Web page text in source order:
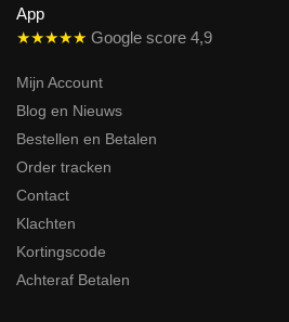
★★★★★ Google score 4,9
Mijn Account
Blog en Nieuws
Bestellen en Betalen
Order tracken
Contact
Klachten
Kortingscode
Achteraf Betalen